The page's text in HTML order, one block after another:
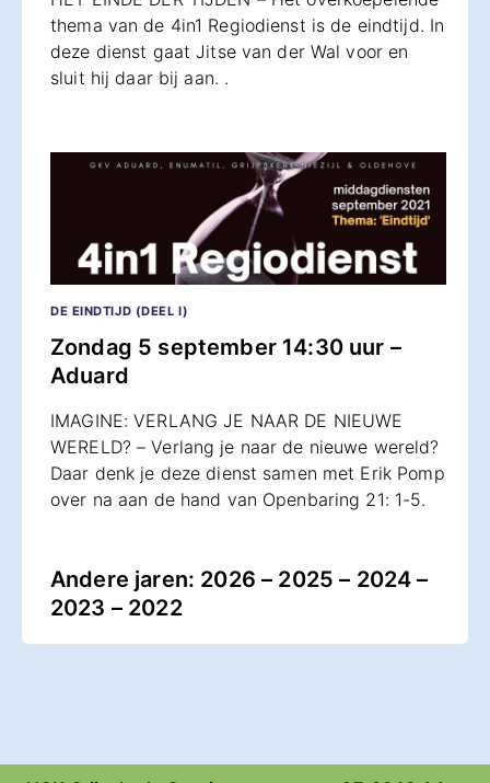
thema van de 4in1 Regiodienst is de eindtijd. In
deze dienst gaat Jitse van der Wal voor en
sluit hij daar bij aan. .
DE EINDTIJD (DEEL I)
Zondag 5 september 14:30 uur –
Aduard
IMAGINE: VERLANG JE NAAR DE NIEUWE
WERELD? – Verlang je naar de nieuwe wereld?
Daar denk je deze dienst samen met Erik Pomp
over na aan de hand van Openbaring 21: 1-5.
Andere jaren: 2026 – 2025 – 2024 –
2023 – 2022